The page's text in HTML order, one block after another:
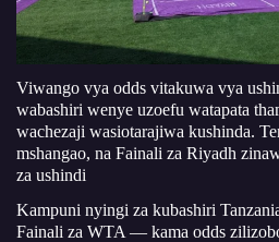
Viwango vya odds vitakuwa vya
wabashiri wenye uzoefu watapata
wachezaji wasiotarajiwa kushinda.
mshangao, na Fainali za Riyadh
za ushindi
Kampuni nyingi za kubashiri
Fainali za WTA — kama odds